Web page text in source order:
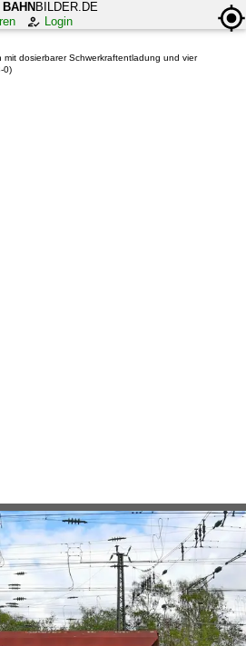
BAHN BILDER.DE
Login
dosierbarer Schwerkraftentladung und vier
0)